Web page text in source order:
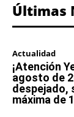
Últimas
Actualidad
¡Atención
agosto de
despejado,
máxima de